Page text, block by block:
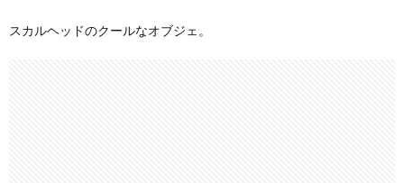
スカルヘッドのクールなオブジェ。